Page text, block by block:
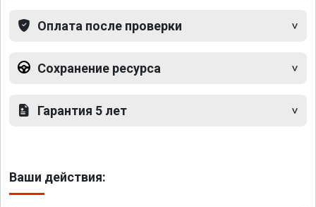
Оплата после проверки
Сохранение ресурса
Гарантия 5 лет
Ваши действия: